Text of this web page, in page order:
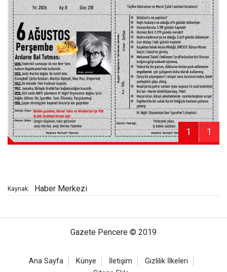
1 1
Kaynak: Haber Merkezi
Gazete Pencere © 2019
Ana Sayfa Künye İletişim
Gizlilik İlkeleri